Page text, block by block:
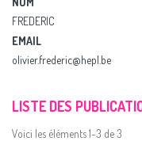
FREDERIC
EMAIL
olivier.frederic@hepl.be
LISTE DES
Voici les éléments 1-3 de 3